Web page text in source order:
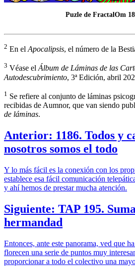
Puzle de FractalOm
2 En el Apocalipsis, el número de la
3 Véase elÁlbum de Láminas de las
Autodescubrimiento, 3ª Edición, abril
1 Se refiere al conjunto de láminas
recibidas de Aumnor, que van siendo
de láminas.
Anterior: 1186. Todos y
nosotros somos el todo
Y lo más fácil es la conexión con los
establece esa fácil comunicación
y ahí hemos de prestar mucha atención.
Siguiente: TAP 195.
hermandad
Entonces, ante este panorama, ved que
florecen una serie de puntos muy
proporcionar a todo el colectivo una